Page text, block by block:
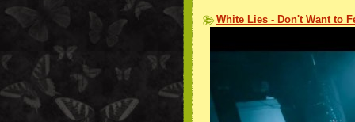
White Lies - Don't Want to